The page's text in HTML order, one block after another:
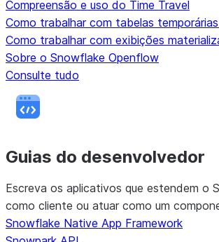
Compreensão e uso do Time Travel
Como trabalhar com tabelas
Como trabalhar com exibições
Sobre o Snowflake Openflow
Consulte tudo
Guias do desenvolvedor
Escreva os aplicativos que estendem o
como cliente ou atuar como um
Snowflake Native App Framework